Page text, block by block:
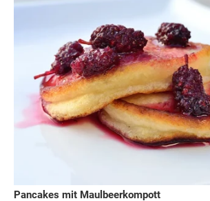
Pancakes mit Maulbeerkompott